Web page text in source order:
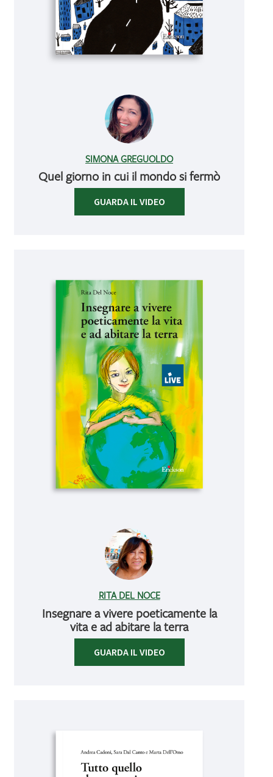
SIMONA GREGUOLDO
Quel giorno in cui il mondo si fermò
GUARDA IL VIDEO
RITA DEL NOCE
Insegnare a vivere poeticamente la
vita e ad abitare la terra
GUARDA IL VIDEO